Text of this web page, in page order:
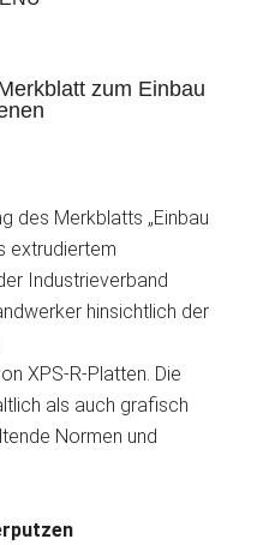
zum Einbau
des Merkblatts „Einbau
extrudiertem
Industrieverband
hinsichtlich der
XPS-R-Platten. Die
als auch grafisch
Normen und